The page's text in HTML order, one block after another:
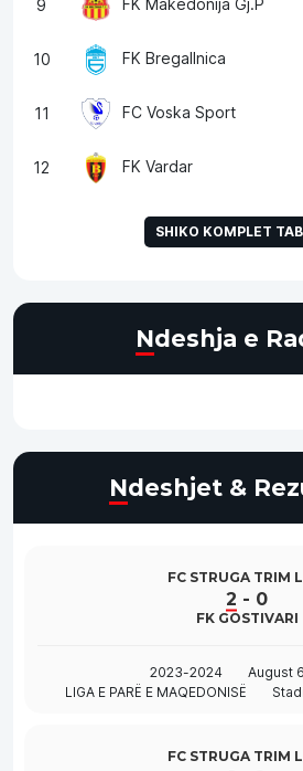
9 FK Makedonija Gj.P
10 FK Bregallnica
11 FC Voska Sport
12 FK Vardar
SHIKO KOMPLET
Ndeshja e
Ndeshjet &
FC STRUGA TRIM
2 - 0
FK GOSTIVARI
2023-2024
August
LIGA E PARË E MAQEDONISË
FC STRUGA TRIM